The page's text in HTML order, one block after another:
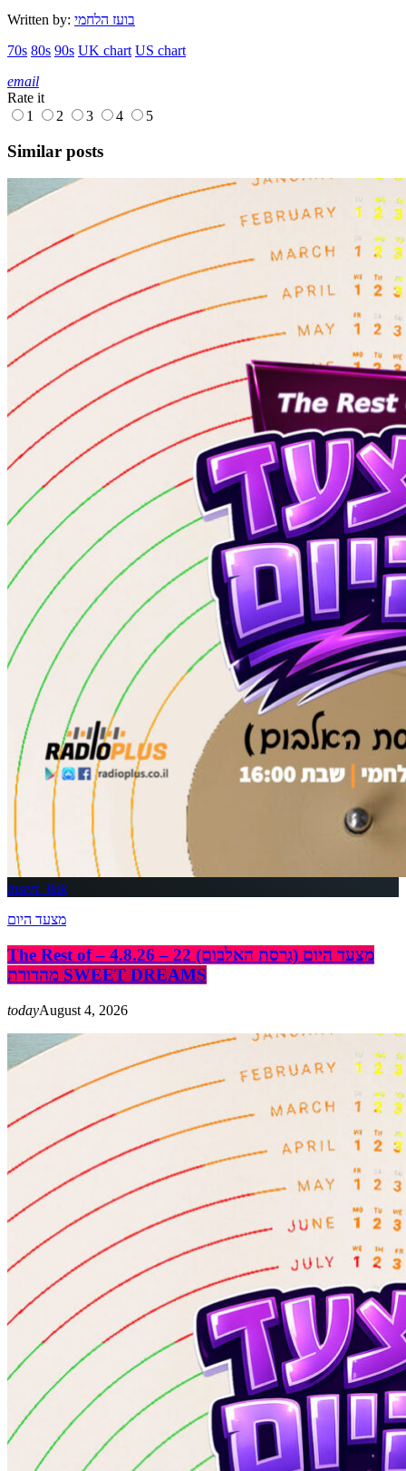
Written by: בועז הלחמי
70s 80s 90s UK chart US chart
email
Rate it
1
2 3 4 5
Similar posts
insert_link
מצעד היום
The Rest of מצעד היום (גרסת האלבום) 22 – 4.8.26 –
מהדורת SWEET DREAMS
todayAugust 4, 2026